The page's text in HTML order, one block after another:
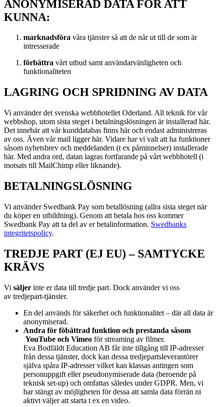
ANONYMISERAD DATA FÖR ATT
KUNNA:
marknadsföra våra tjänster så att de når ut till de som är
intresserade
förbättra vårt utbud samt användarvänligheten och
funktionaliteten
LAGRING OCH SPRIDNING AV DATA
Vi använder det svenska webbhotellet Oderland. All teknik för vår
webbshop, utom sista steget i betalningslösningen är installerad här.
Det innebär att vår kunddatabas finns här och endast administreras
av oss. Även vår mail ligger här. Vidare har vi valt att ha funktioner
såsom nyhetsbrev och meddelanden (t ex påminnelser) installerade
här. Med andra ord, datan lagras fortfarande på vårt webbhotell (i
motsats till MailChimp eller liknande).
BETALNINGSLÖSNING
Vi använder Swedbank Pay som betallösning (allra sista steget när
du köper en utbildning). Genom att betala hos oss kommer
Swedbank Pay att ta del av er betalinformation. Swedbanks
integritetspolicy.
TREDJE PART (EJ EU) – SAMTYCKE
KRÄVS
Vi säljer inte er data till tredje part. Dock använder vi oss
av tredjepart-tjänster.
En del används för säkerhet och funktionalitet – där all data är
anonymiserad.
Andra för föbättrad funktion och prestanda såsom
YouTube och Vimeo för streaming av filmer.
Eva Bodfäldt Education AB får inte tillgång till IP-adresser
från dessa tjänster, dock kan dessa tredjepartsleverantörer
själva spåra IP-adresser vilket kan klassas antingen som
personuppgift eller pseudonymiserade data (beroende på
teknisk set-up) och omfattas således under GDPR. Men, vi
har stängt av möjligheten för dessa att samla data förrän ni
aktivt väljer att starta t ex en video.